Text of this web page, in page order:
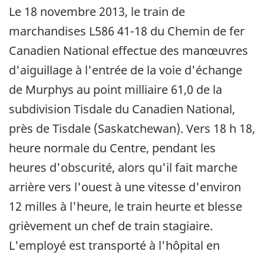
Le 18 novembre 2013, le train de
marchandises L586 41-18 du Chemin de fer
Canadien National effectue des manœuvres
d'aiguillage à l'entrée de la voie d'échange
de Murphys au point milliaire 61,0 de la
subdivision Tisdale du Canadien National,
près de Tisdale (Saskatchewan). Vers 18 h 18,
heure normale du Centre, pendant les
heures d'obscurité, alors qu'il fait marche
arrière vers l'ouest à une vitesse d'environ
12 milles à l'heure, le train heurte et blesse
grièvement un chef de train stagiaire.
L'employé est transporté à l'hôpital en